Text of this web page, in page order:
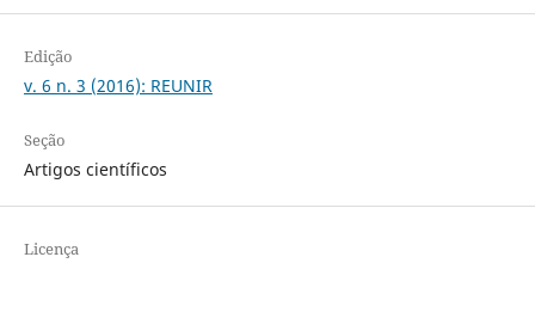
Edição
v. 6 n. 3 (2016): REUNIR
Seção
Artigos científicos
Licença